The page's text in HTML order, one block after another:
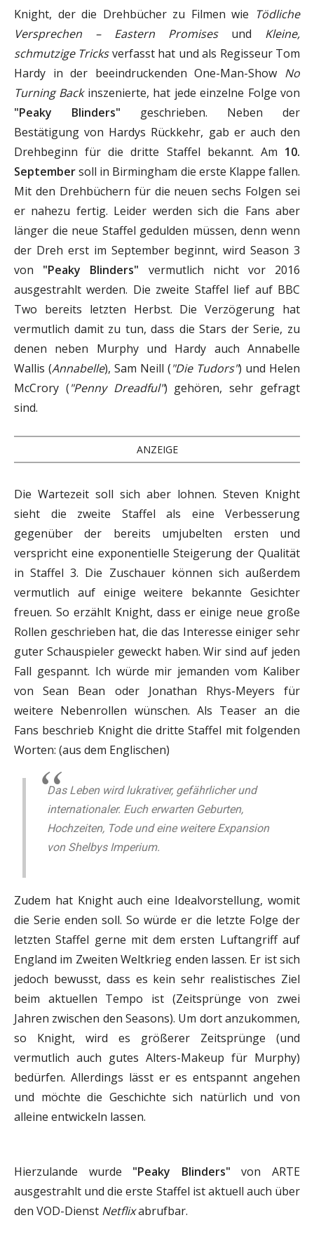
Knight, der die Drehbücher zu Filmen wie Tödliche
Versprechen – Eastern Promisesund Kleine,
schmutzige Tricksverfasst hat und als Regisseur Tom
Hardy in der beeindruckenden One-Man-Show No
Turning Backinszenierte, hat jede einzelne Folge von
"Peaky Blinders" geschrieben. Neben der
Bestätigung von Hardys Rückkehr, gab er auch den
Drehbeginn für die dritte Staffel bekannt. Am 10.
Septembersoll in Birmingham die erste Klappe fallen.
Mit den Drehbüchern für die neuen sechs Folgen sei
er nahezu fertig. Leider werden sich die Fans aber
länger die neue Staffel gedulden müssen, denn wenn
der Dreh erst im September beginnt, wird Season 3
von "Peaky Blinders" vermutlich nicht vor 2016
ausgestrahlt werden. Die zweite Staffel lief auf BBC
Two bereits letzten Herbst. Die Verzögerung hat
vermutlich damit zu tun, dass die Stars der Serie, zu
denen neben Murphy und Hardy auch Annabelle
Wallis (Annabelle), Sam Neill ("Die Tudors") und Helen
McCrory ("Penny Dreadful") gehören, sehr gefragt
sind.
ANZEIGE
Die Wartezeit soll sich aber lohnen. Steven Knight
sieht die zweite Staffel als eine Verbesserung
gegenüber der bereits umjubelten ersten und
verspricht eine exponentielle Steigerung der Qualität
in Staffel 3. Die Zuschauer können sich außerdem
vermutlich auf einige weitere bekannte Gesichter
freuen. So erzählt Knight, dass er einige neue große
Rollen geschrieben hat, die das Interesse einiger sehr
guter Schauspieler geweckt haben. Wir sind auf jeden
Fall gespannt. Ich würde mir jemanden vom Kaliber
von Sean Bean oder Jonathan Rhys-Meyers für
weitere Nebenrollen wünschen. Als Teaser an die
Fans beschrieb Knight die dritte Staffel mit folgenden
Worten: (aus dem Englischen)
Das Leben wird lukrativer, gefährlicher und
internationaler. Euch erwarten Geburten,
Hochzeiten, Tode und eine weitere Expansion
von Shelbys Imperium.
Zudem hat Knight auch eine Idealvorstellung, womit
die Serie enden soll. So würde er die letzte Folge der
letzten Staffel gerne mit dem ersten Luftangriff auf
England im Zweiten Weltkrieg enden lassen. Er ist sich
jedoch bewusst, dass es kein sehr realistisches Ziel
beim aktuellen Tempo ist (Zeitsprünge von zwei
Jahren zwischen den Seasons). Um dort anzukommen,
so Knight, wird es größerer Zeitsprünge (und
vermutlich auch gutes Alters-Makeup für Murphy)
bedürfen. Allerdings lässt er es entspannt angehen
und möchte die Geschichte sich natürlich und von
alleine entwickeln lassen.
Hierzulande wurde "Peaky Blinders" von ARTE
ausgestrahlt und die erste Staffel ist aktuell auch über
den VOD-Dienst Netflixabrufbar.